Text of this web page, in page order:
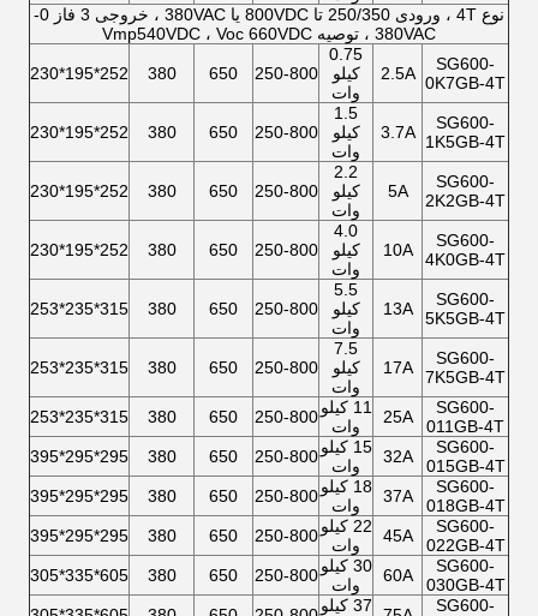
نوع 4T ، ورودی 250/350 تا 800VDC یا 380VAC ، خروجی 3 فاز 0-
380VAC ، توصیه Vmp540VDC ، Voc 660VDC
SG600-
0K7GB-4T
2.5A
0.75
کیلو
وات
250-800
650
380
252*195*230
SG600-
1K5GB-4T
3.7A
1.5
کیلو
وات
250-800
650
380
252*195*230
SG600-
2K2GB-4T
5A
2.2
کیلو
وات
250-800
650
380
252*195*230
SG600-
4K0GB-4T
10A
4.0
کیلو
وات
250-800
650
380
252*195*230
SG600-
5K5GB-4T
13A
5.5
کیلو
وات
250-800
650
380
315*235*253
SG600-
7K5GB-4T
17A
7.5
کیلو
وات
250-800
650
380
315*235*253
SG600-
011GB-4T
25A
11 کیلو
وات
250-800
650
380
315*235*253
SG600-
015GB-4T
32A
15 کیلو
وات
250-800
650
380
295*295*395
SG600-
018GB-4T
37A
18 کیلو
وات
250-800
650
380
295*295*395
SG600-
022GB-4T
45A
22 کیلو
وات
250-800
650
380
295*295*395
SG600-
030GB-4T
60A
30 کیلو
وات
250-800
650
380
605*335*305
SG600-
37 کیلو